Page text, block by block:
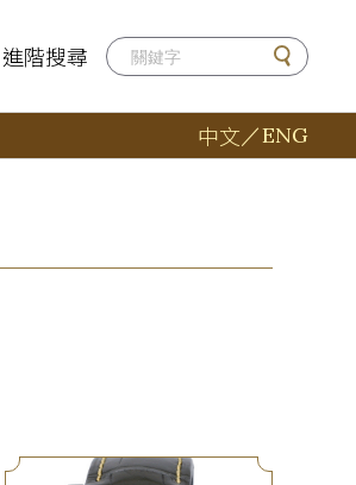
進階搜尋
中文／ENG